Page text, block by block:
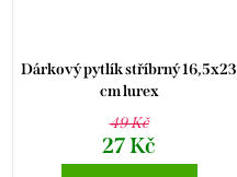
Dárkový pytlík stříbrný 16,5x23
cm lurex
49 Kč
27 Kč